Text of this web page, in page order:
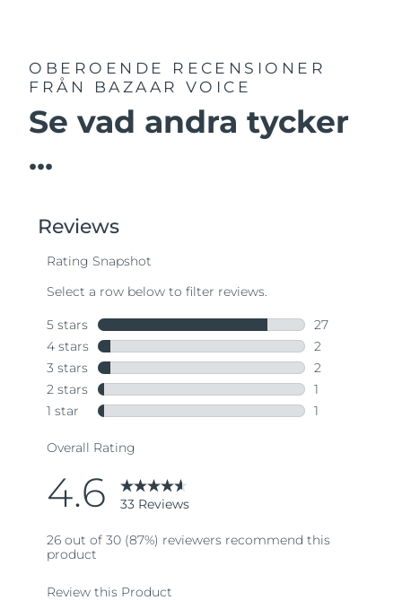
OBEROENDE RECENSIONER
FRÅN BAZAAR VOICE
Se vad andra tycker
...